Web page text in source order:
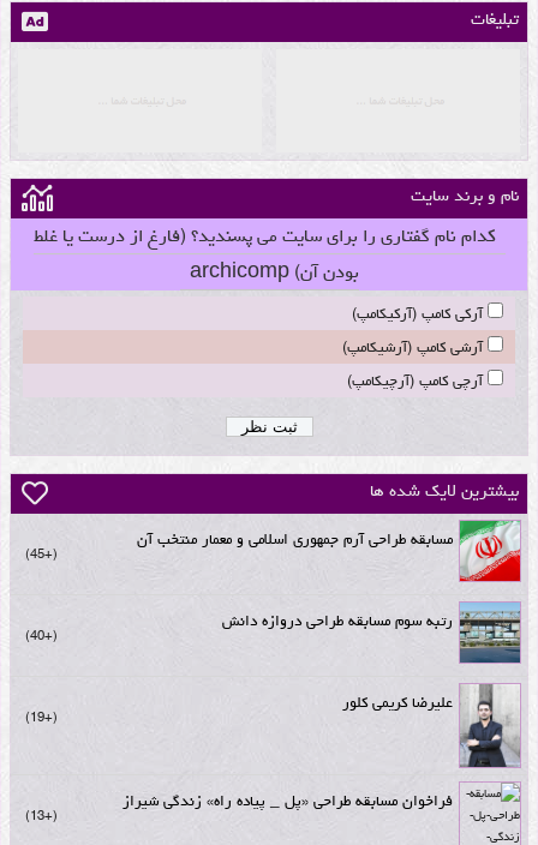
تبلیغات
نام و برند سایت
کدام نام گفتاری را برای سایت می پسندید؟ (فارغ از درست یا غلط
بودن آن) archicomp
آرکی کامپ (آرکیکامپ)
آرشی کامپ (آرشیکامپ)
آرچی کامپ (آرچیکامپ)
بیشترین لایک شده ها
مسابقه طراحی آرم جمهوری اسلامی و معمار منتخب آن
+45
رتبه سوم مسابقه طراحی دروازه دانش
+40
علیرضا کریمی کلور
+19
فراخوان مسابقه طراحی «پل _ پیاده راه» زندگی شیراز
+13